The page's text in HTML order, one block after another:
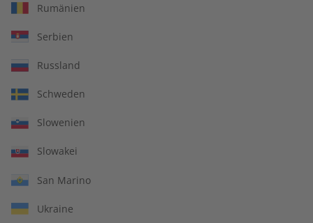
Deutsch perfekt
2023
€ 149,90
Rumänien
Serbien
Russland
Schweden
Slowenien
Slowakei
San Marino
Ukraine